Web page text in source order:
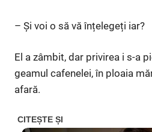
– Și voi o să vă înțelegeți iar?
El a zâmbit, dar privirea i s-a
geamul cafenelei, în ploaia
afară.